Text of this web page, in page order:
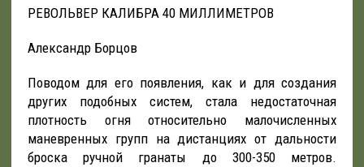
РЕВОЛЬВЕР КАЛИБРА 40 МИЛЛИМЕТРОВ
Александр Борцов
Поводом для его появления, как и для создания
других подобных систем, стала недостаточная
плотность огня относительно малочисленных
маневренных групп на дистанциях от дальности
броска ручной гранаты до 300-350 метров.